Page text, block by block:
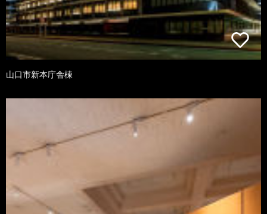
山口市新本庁舎棟